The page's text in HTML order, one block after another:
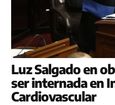
Luz Salgado en
ser internada en
Cardiovascular